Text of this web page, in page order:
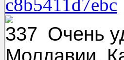
Очень
Молдавии,